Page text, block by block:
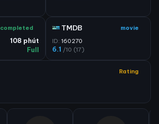
completed
108 phút
Full
TMDB movie
ID: 160270
6.1 /10 (17)
Rating